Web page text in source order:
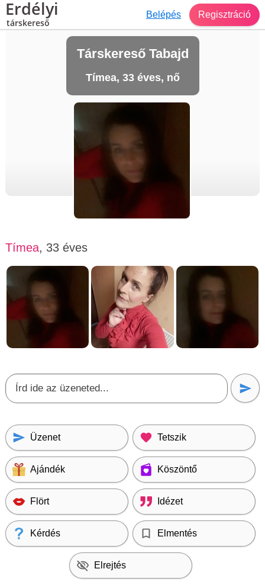
Erdélyi
társkereső
Belépés Regisztráció
Társkereső Tabajd
Tímea, 33 éves, nő
Tímea, 33 éves
Üzenet Tetszik
Ajándék Köszöntő
Flört Idézet
Kérdés Elmentés
Elrejtés